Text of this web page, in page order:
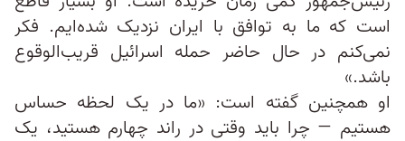
است که ما به توافق با ایران نزدیک شده‌ایم. فکر
نمی‌کنم در حال حاضر حمله اسرائیل قریب‌الوقوع
باشد.»
او همچنین گفته است: «ما در یک لحظه حساس
هستیم — چرا باید وقتی در راند چهارم هستید، یک